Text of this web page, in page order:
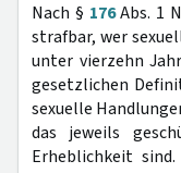
Nach § 176Abs. 1
strafbar, wer
unter vierzehn
gesetzlichen
sexuelle
das jeweils
Erheblichkeit